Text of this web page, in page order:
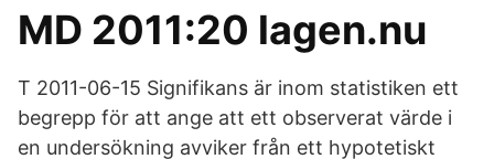
MD 2011:20 lagen.nu
T 2011-06-15 Signifikans är inom statistiken ett
begrepp för att ange att ett observerat värde i
en undersökning avviker från ett hypotetiskt